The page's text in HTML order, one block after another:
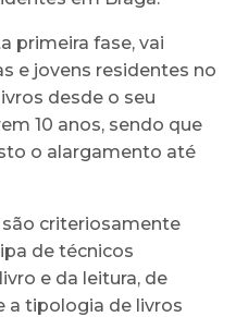
primeira fase, vai
e jovens residentes no
desde o seu
10 anos, sendo que
o alargamento até
criteriosamente
de técnicos
e da leitura, de
a tipologia de livros